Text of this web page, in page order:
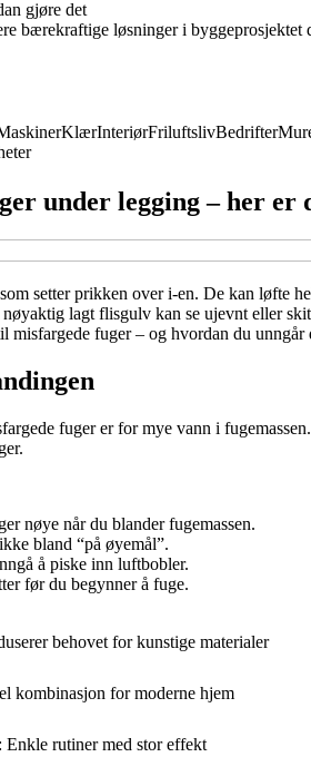
gjøre det
bærekraftige løsninger i
KlærInteriørFriluftslivBedrifter
under legging – her er
setter prikken over i-en. De kan løfte
lagt flisgulv kan se ujevnt eller
misfargede fuger – og hvordan du unngår
fuger er for mye vann i
nøye når du blander fugemassen.
bland “på øyemål”.
å piske inn luftbobler.
før du begynner å fuge.
behovet for kunstige materialer
kombinasjon for moderne hjem
rutiner med stor effekt